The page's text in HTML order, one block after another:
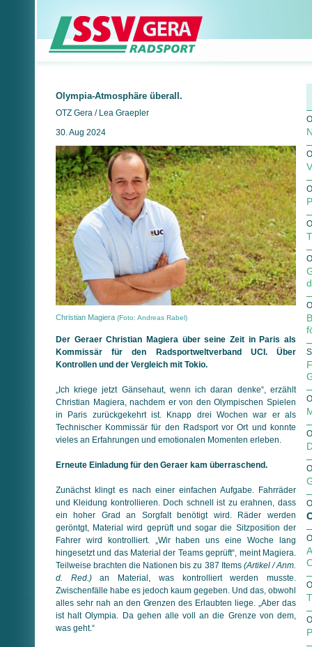
Olympia-Atmosphäre überall.
OTZ Gera / Lea Graepler
30. Aug 2024
Christian Magiera (Foto: Andreas Rabel)
Der Geraer Christian Magiera über seine Zeit in Paris als
Kommissär für den Radsportweltverband UCI. Über
Kontrollen und der Vergleich mit Tokio.
„Ich kriege jetzt Gänsehaut, wenn ich daran denke“, erzählt
Christian Magiera, nachdem er von den Olympischen Spielen
in Paris zurückgekehrt ist. Knapp drei Wochen war er als
Technischer Kommissär für den Radsport vor Ort und konnte
vieles an Erfahrungen und emotionalen Momenten erleben.
Erneute Einladung für den Geraer kam überraschend.
Zunächst klingt es nach einer einfachen Aufgabe. Fahrräder
und Kleidung kontrollieren. Doch schnell ist zu erahnen, dass
ein hoher Grad an Sorgfalt benötigt wird. Räder werden
geröntgt, Material wird geprüft und sogar die Sitzposition der
Fahrer wird kontrolliert. „Wir haben uns eine Woche lang
hingesetzt und das Material der Teams geprüft“, meint Magiera.
Teilweise brachten die Nationen bis zu 387 Items (Artikel / Anm.
d. Red.)an Material, was kontrolliert werden musste.
Zwischenfälle habe es jedoch kaum gegeben. Und das, obwohl
alles sehr nah an den Grenzen des Erlaubten liege. „Aber das
ist halt Olympia. Da gehen alle voll an die Grenze von dem,
was geht.“